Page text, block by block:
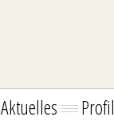
Aktuelles Profil